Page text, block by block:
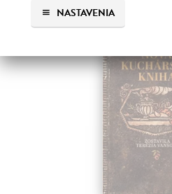
NASTAVENIA